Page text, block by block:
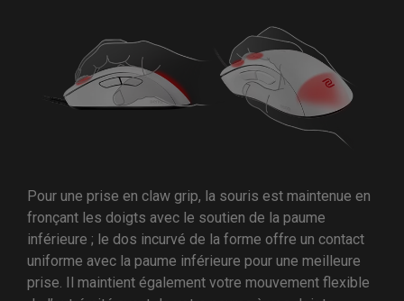
Pour une prise en claw grip, la souris est maintenue en
fronçant les doigts avec le soutien de la paume
inférieure ; le dos incurvé de la forme offre un contact
uniforme avec la paume inférieure pour une meilleure
prise. Il maintient également votre mouvement flexible